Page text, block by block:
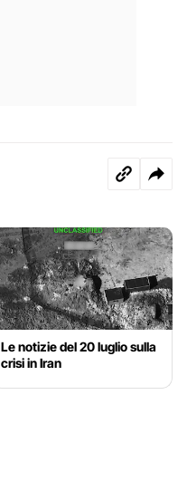
Le notizie del 20 luglio sulla
crisi in Iran